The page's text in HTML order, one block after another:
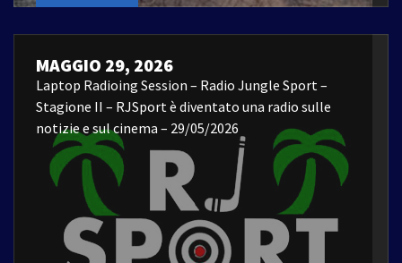
MAGGIO 29, 2026
Laptop Radioing Session – Radio Jungle Sport –
Stagione II – RJSport è diventato una radio sulle
notizie e sul cinema – 29/05/2026